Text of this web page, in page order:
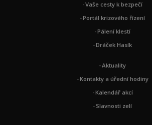
Vaše cesty k bezpečí
Portál krizového řízení
Pálení klestí
Dráček Hasík
Aktuality
Kontakty a úřední hodiny
Kalendář akcí
Slavnosti zelí